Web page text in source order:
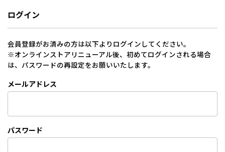
ログイン
会員登録がお済みの方は以下よりログインしてください。
※オンラインストアリニューアル後、初めてログインされる場合
は、パスワードの再設定をお願いいたします。
メールアドレス
パスワード